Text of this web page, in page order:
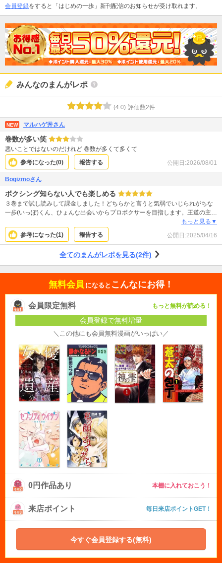
会員登録をすると「はじめの一歩」新刊配信のお知らせが受け取れます。
みんなのまんがレポ
(4.0) 評価数2件
NEW マルハゲ丼さん
巻数が多い笑
悪いことではないのだけれど 巻数が多くて多くて
参考になった(0) 報告する 公開日:2026/08/01
Bogizmoさん
ボクシング知らない人でも楽しめる
３巻まで試し読みして課金しました！どちらかと言うと気弱でいじられがちな
一歩(いっぽ)くん、ひょんな出会いからプロボクサーを目指します。王道の主人
公像にふさわしく、自身の才能に驕らず、真摯に無心に練習する姿に心打たれ
ます。窮地に立っても最後まで諦めない！昭和の絵柄とギャグもノスタルジッ
ク。
もっと見る▼
参考になった(1) 報告する 公開日:2025/04/16
全てのまんがレポを見る(2件)
無料会員 になると こんなにお得！
会員限定無料 もっと無料が読める！
会員登録で無料増量
＼この他にも会員無料漫画がいっぱい／
0円作品あり 本棚に入れておこう！
来店ポイント 毎日来店ポイントGET！
今すぐ会員登録する(無料)